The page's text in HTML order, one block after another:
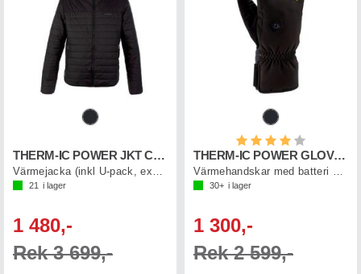
THERM-IC POWER JKT CASUAL MEN
21 i lager
1 480,-
Rek 3 699,-
Betyg:
THERM-IC POWER GLOVES LIGHT+
30+ i lager
1 300,-
Rek 2 599,-